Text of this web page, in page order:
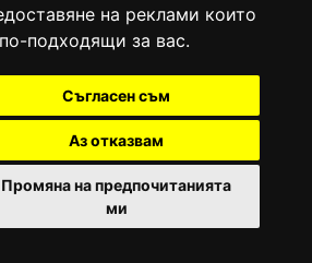
на реклами които
подходящи за вас.
Съгласен съм
Аз отказвам
Промяна на предпочитанията
ми
е регистрирано в националния
издания (Българска национална
ISSN 1312-4722.
на марката: Вяра информационен
България, със свидетелство за марка
година.
запазени!